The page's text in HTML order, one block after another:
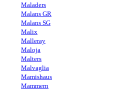
Maladers
Malans GR
Malans SG
Malix
Malleray
Maloja
Malters
Malvaglia
Mamishaus
Mammern